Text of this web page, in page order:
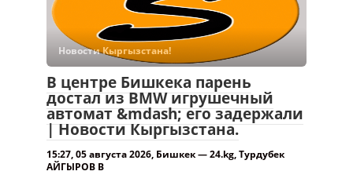
Новости Кыргызстана!
В центре Бишкека парень
достал из BMW игрушечный
автомат &mdash; его задержали
| Новости Кыргызстана.
15:27, 05 августа 2026, Бишкек — 24.kg, Турдубек
АЙГЫРОВ В